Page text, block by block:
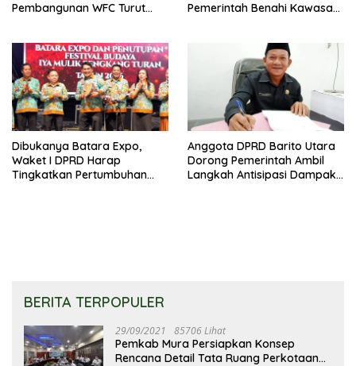
Pembangunan WFC Turut
Pemerintah Benahi Kawasan
Dibukanya Batara Expo,
Waket I DPRD Harap
Tingkatkan Pertumbuhan
Anggota DPRD Barito Utara
Dorong Pemerintah Ambil
Langkah Antisipasi Dampak
BERITA TERPOPULER
29/09/2021 85706 Lihat
Pemkab Mura Persiapkan Konsep
Rencana Detail Tata Ruang Perkotaan